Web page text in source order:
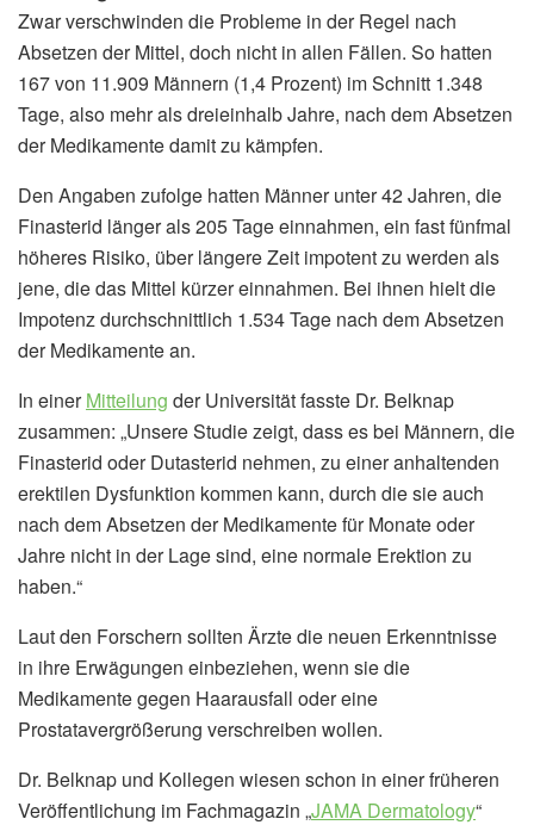
Zwar verschwinden die Probleme in der Regel nach
Absetzen der Mittel, doch nicht in allen Fällen. So hatten
167 von 11.909 Männern (1,4 Prozent) im Schnitt 1.348
Tage, also mehr als dreieinhalb Jahre, nach dem Absetzen
der Medikamente damit zu kämpfen.
Den Angaben zufolge hatten Männer unter 42 Jahren, die
Finasterid länger als 205 Tage einnahmen, ein fast fünfmal
höheres Risiko, über längere Zeit impotent zu werden als
jene, die das Mittel kürzer einnahmen. Bei ihnen hielt die
Impotenz durchschnittlich 1.534 Tage nach dem Absetzen
der Medikamente an.
In einerMitteilung der Universität fasste Dr. Belknap
zusammen: „Unsere Studie zeigt, dass es bei Männern, die
Finasterid oder Dutasterid nehmen, zu einer anhaltenden
erektilen Dysfunktion kommen kann, durch die sie auch
nach dem Absetzen der Medikamente für Monate oder
Jahre nicht in der Lage sind, eine normale Erektion zu
haben.“
Laut den Forschern sollten Ärzte die neuen Erkenntnisse
in ihre Erwägungen einbeziehen, wenn sie die
Medikamente gegen Haarausfall oder eine
Prostatavergrößerung verschreiben wollen.
Dr. Belknap und Kollegen wiesen schon in einer früheren
Veröffentlichung im Fachmagazin „JAMA Dermatology“